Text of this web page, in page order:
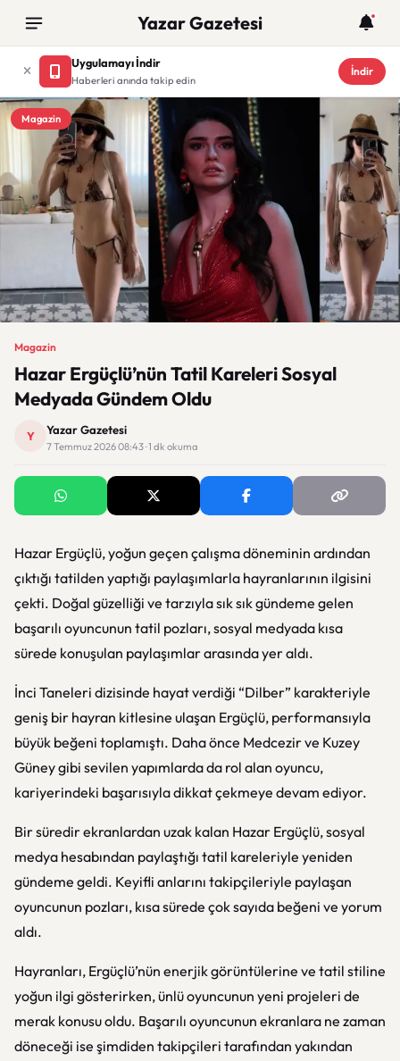
Yazar Gazetesi
Uygulamayı İndir
Haberleri anında takip edin
İndir
Magazin
Magazin
Hazar Ergüçlü’nün Tatil Kareleri Sosyal
Medyada Gündem Oldu
Y Yazar Gazetesi
7 Temmuz 2026 08:43 · 1 dk okuma
Hazar Ergüçlü, yoğun geçen çalışma döneminin ardından
çıktığı tatilden yaptığı paylaşımlarla hayranlarının ilgisini
çekti. Doğal güzelliği ve tarzıyla sık sık gündeme gelen
başarılı oyuncunun tatil pozları, sosyal medyada kısa
sürede konuşulan paylaşımlar arasında yer aldı.
İnci Taneleri dizisinde hayat verdiği “Dilber” karakteriyle
geniş bir hayran kitlesine ulaşan Ergüçlü, performansıyla
büyük beğeni toplamıştı. Daha önce Medcezirve Kuzey
Güneygibi sevilen yapımlarda da rol alan oyuncu,
kariyerindeki başarısıyla dikkat çekmeye devam ediyor.
Bir süredir ekranlardan uzak kalan Hazar Ergüçlü, sosyal
medya hesabından paylaştığı tatil kareleriyle yeniden
gündeme geldi. Keyifli anlarını takipçileriyle paylaşan
oyuncunun pozları, kısa sürede çok sayıda beğeni ve yorum
aldı.
Hayranları, Ergüçlü’nün enerjik görüntülerine ve tatil stiline
yoğun ilgi gösterirken, ünlü oyuncunun yeni projeleri de
merak konusu oldu. Başarılı oyuncunun ekranlara ne zaman
döneceği ise şimdiden takipçileri tarafından yakından